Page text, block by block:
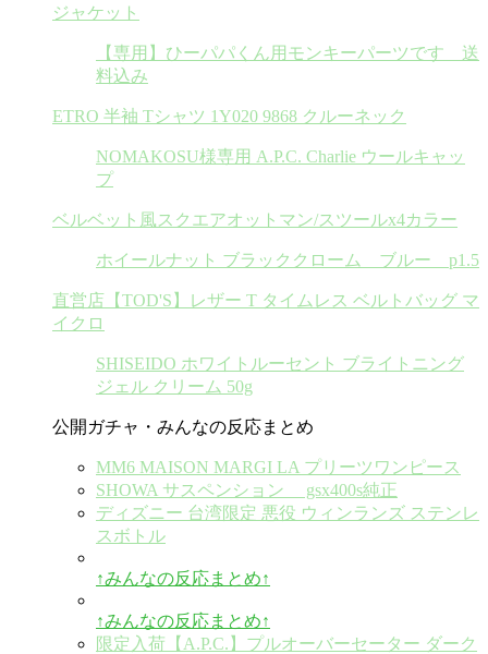
ジャケット
【専用】ひーパパくん用モンキーパーツです 送
料込み
ETRO 半袖 Tシャツ 1Y020 9868 クルーネック
NOMAKOSU様専用 A.P.C. Charlie ウールキャッ
プ
ベルベット風スクエアオットマン/スツールx4カラー
ホイールナット ブラッククローム ブルー p1.5
直営店【TOD'S】レザー T タイムレス ベルトバッグ マ
イクロ
SHISEIDO ホワイトルーセント ブライトニング
ジェル クリーム 50g
公開ガチャ・みんなの反応まとめ
MM6 MAISON MARGI LA プリーツワンピース
SHOWA サスペンション gsx400s純正
ディズニー 台湾限定 悪役 ウィンランズ ステンレ
スボトル
↑みんなの反応まとめ↑
↑みんなの反応まとめ↑
限定入荷【A.P.C.】プルオーバーセーター ダーク